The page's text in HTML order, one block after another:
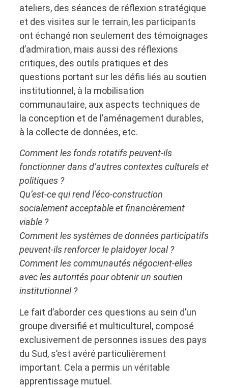
ateliers, des séances de réflexion stratégique
et des visites sur le terrain, les participants
ont échangé non seulement des témoignages
d’admiration, mais aussi des réflexions
critiques, des outils pratiques et des
questions portant sur les défis liés au soutien
institutionnel, à la mobilisation
communautaire, aux aspects techniques de
la conception et de l’aménagement durables,
à la collecte de données, etc.
Comment les fonds rotatifs peuvent-ils
fonctionner dans d’autres contextes culturels et
politiques ?
Qu’est-ce qui rend l’éco-construction
socialement acceptable et financièrement
viable ?
Comment les systèmes de données participatifs
peuvent-ils renforcer le plaidoyer local ?
Comment les communautés négocient-elles
avec les autorités pour obtenir un soutien
institutionnel ?
Le fait d’aborder ces questions au sein d’un
groupe diversifié et multiculturel, composé
exclusivement de personnes issues des pays
du Sud, s’est avéré particulièrement
important. Cela a permis un véritable
apprentissage mutuel.